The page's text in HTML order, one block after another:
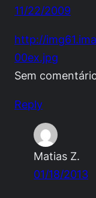
11/22/2009
http://
00ex.jpg
Sem
Reply
Matias Z.
01/18/2013